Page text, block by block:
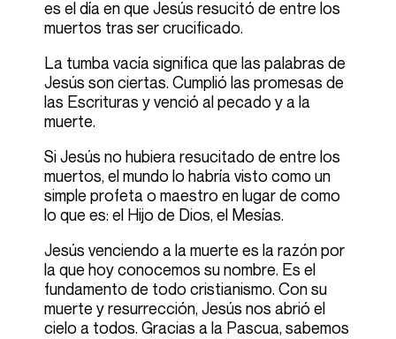
es el día en que Jesús resucitó de entre los
muertos tras ser crucificado.
La tumba vacía significa que las palabras de
Jesús son ciertas. Cumplió las promesas de
las Escrituras y venció al pecado y a la
muerte.
Si Jesús no hubiera resucitado de entre los
muertos, el mundo lo habría visto como un
simple profeta o maestro en lugar de como
lo que es: el Hijo de Dios, el Mesías.
Jesús venciendo a la muerte es la razón por
la que hoy conocemos su nombre. Es el
fundamento de todo cristianismo. Con su
muerte y resurrección, Jesús nos abrió el
cielo a todos. Gracias a la Pascua, sabemos